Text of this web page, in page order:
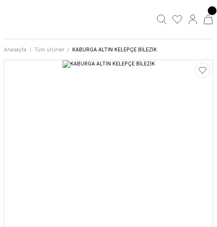
Anasayfa Tüm ürünler KABURGA ALTIN KELEPÇE BİLEZİK